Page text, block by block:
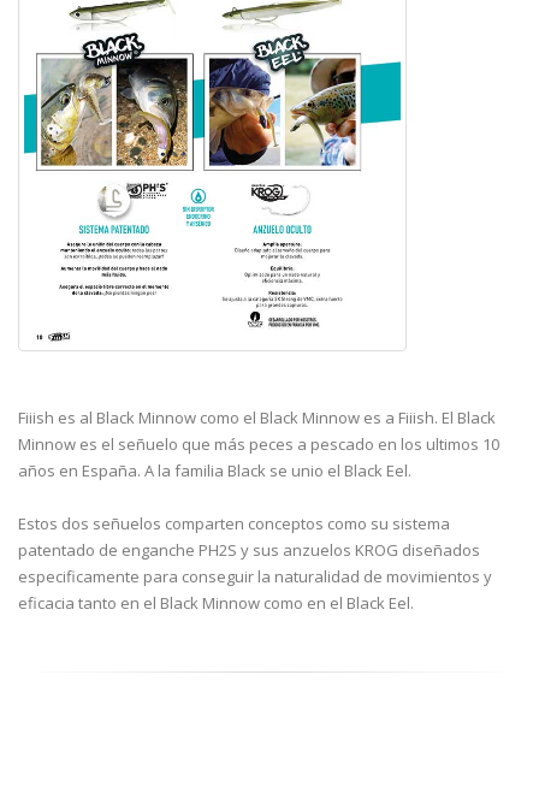
Fiiish es al Black Minnow como el Black Minnow es a Fiiish. El Black
Minnow es el señuelo que más peces a pescado en los ultimos 10
años en España. A la familia Black se unio el Black Eel.
Estos dos señuelos comparten conceptos como su sistema
patentado de enganche PH2S y sus anzuelos KROG diseñados
especificamente para conseguir la naturalidad de movimientos y
eficacia tanto en el Black Minnow como en el Black Eel.